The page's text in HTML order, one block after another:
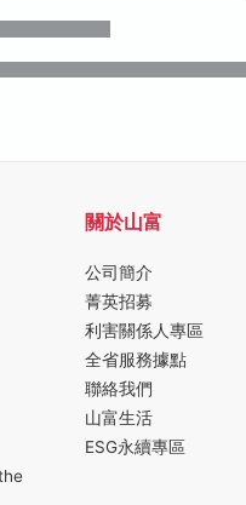
關於山富
公司簡介
菁英招募
利害關係人專區
全省服務據點
聯絡我們
山富生活
ESG永續專區